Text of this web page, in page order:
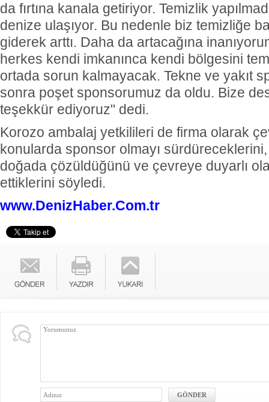
da fırtına kanala getiriyor. Temizlik
denize ulaşıyor. Bu nedenle biz temizliğe
giderek arttı. Daha da artacağına
herkes kendi imkanınca kendi bölgesini
ortada sorun kalmayacak. Tekne ve yakıt
sonra poşet sponsorumuz da oldu. Bize
teşekkür ediyoruz" dedi.
Korozo ambalaj yetkilileri de firma olarak
konularda sponsor olmayı
doğada çözüldüğünü ve çevreye duyarlı
ettiklerini söyledi.
www.DenizHaber.Com.tr